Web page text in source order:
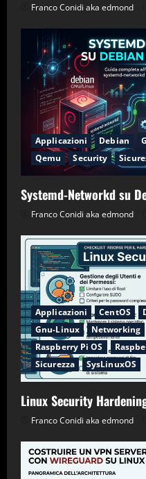
Franco Conidi aka edmond
Applicazioni Debian
Qemu
Security
Systemd-Networkd su
Franco Conidi aka edmond
Applicazioni CentOS
Gnu-Linux
Networking
Raspberry Pi OS
Sicurezza
SysLinuxOS
Linux Security
Franco Conidi aka edmond